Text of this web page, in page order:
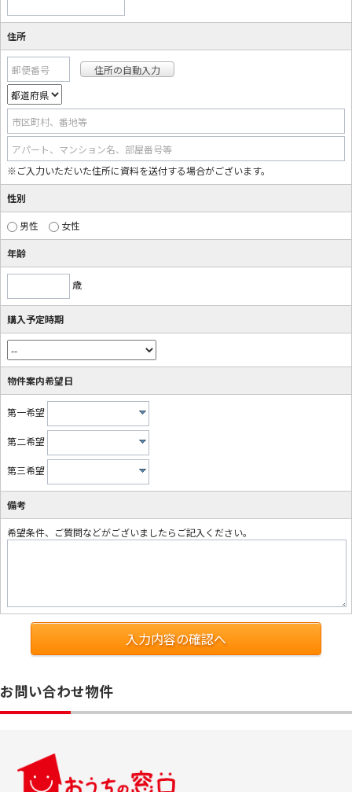
住所
郵便番号
市区町村、番地等
アパート、マンション名、部屋番号等
※ご入力いただいた住所に資料を送付する場合がございます。
性別
男性 女性
年齢
歳
購入予定時期
物件案内希望日
第一希望
第二希望
第三希望
備考
希望条件、ご質問などがございましたらご記入ください。
入力内容の確認へ
お問い合わせ物件